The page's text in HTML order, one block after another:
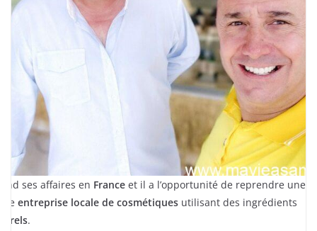
ses affaires en Franceet il a l’opportunité de reprendre une
entreprise locale de cosmétiques utilisant des ingrédients
.